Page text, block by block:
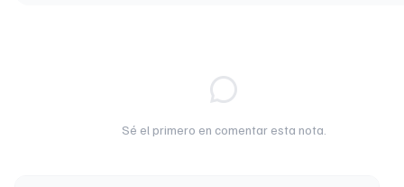
Sé el primero en comentar esta nota.